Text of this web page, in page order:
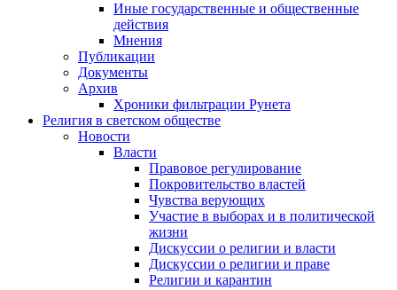
Иные государственные и общественные
действия
Мнения
Публикации
Документы
Архив
Хроники фильтрации Рунета
Религия в светском обществе
Новости
Власти
Правовое регулирование
Покровительство властей
Чувства верующих
Участие в выборах и в политической
жизни
Дискуссии о религии и власти
Дискуссии о религии и праве
Религии и карантин